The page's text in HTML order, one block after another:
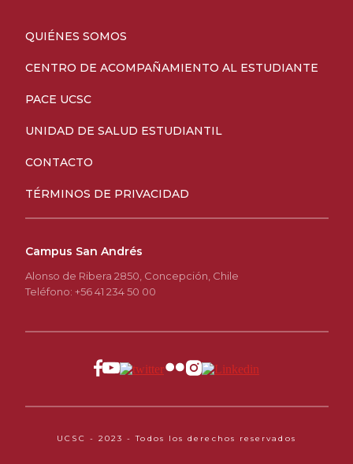
QUIÉNES SOMOS
CENTRO DE ACOMPAÑAMIENTO AL ESTUDIANTE
PACE UCSC
UNIDAD DE SALUD ESTUDIANTIL
CONTACTO
TÉRMINOS DE PRIVACIDAD
Campus San Andrés
Alonso de Ribera 2850, Concepción, Chile
Teléfono: +56 41 234 50 00
UCSC - 2023 - Todos los derechos reservados